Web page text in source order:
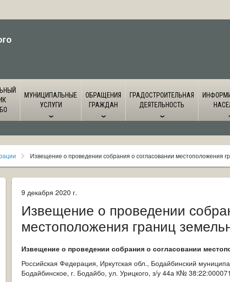
МУНИЦИПАЛЬНЫЕ
УСЛУГИ
ОБРАЩЕНИЯ
ГРАЖДАН
ГРАДОСТРОИТЕЛЬНАЯ
ДЕЯТЕЛЬНОСТЬ
Извещение о проведении собрания о согласовании местоположения
9 декабря 2020 г.
Извещение о проведении
местоположения границ
Извещение о проведении собрания о согласовании
Российская Федерация, Иркутская обл., Бодайбинский
Бодайбинское, г. Бодайбо, ул. Урицкого, з/у 44а К№